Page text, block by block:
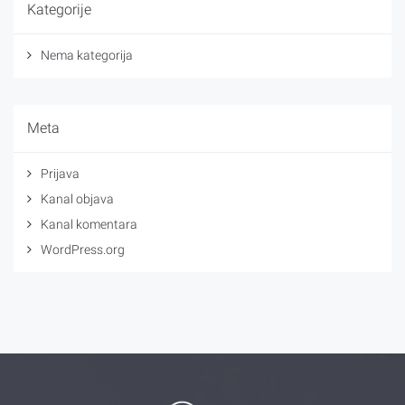
Kategorije
Nema kategorija
Meta
Prijava
Kanal objava
Kanal komentara
WordPress.org